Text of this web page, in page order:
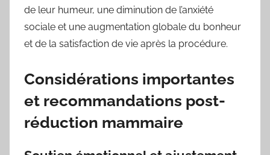
de leur humeur, une diminution de l’anxiété
sociale et une augmentation globale du bonheur
et de la satisfaction de vie après la procédure.
Considérations importantes
et recommandations post-
réduction mammaire